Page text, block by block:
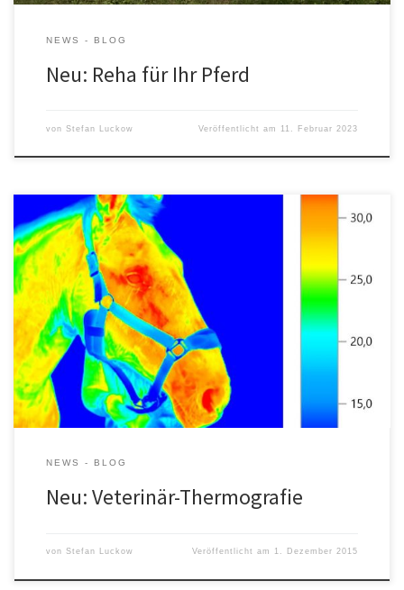
NEWS - BLOG
Neu: Reha für Ihr Pferd
von Stefan Luckow Veröffentlicht am 11. Februar 2023
Weitere Informationen zur Wärmebild-Diagnostik finden Sie hier .
NEWS - BLOG
Neu: Veterinär-Thermografie
von Stefan Luckow Veröffentlicht am 1. Dezember 2015